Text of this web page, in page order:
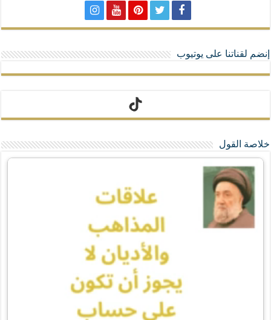
إنضم لقناتنا على يوتيوب
تيك توك
خلاصة القول